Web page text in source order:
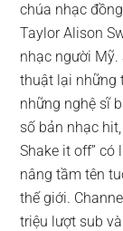
chúa nhạc
Taylor Alison
nhạc người
thuật lại những
những nghệ sĩ
số bản nhạc hit,
Shake it off” có
nâng tầm tên
thế giới.
triệu lượt sub